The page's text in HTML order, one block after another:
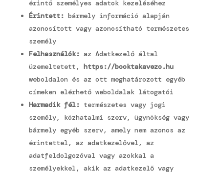
érintő személyes adatok kezeléséhez
Érintett: bármely információ alapján
azonosított vagy azonosítható természetes
személy
Felhasználók: az Adatkezelő által
üzemeltetett, https://booktakavezo.hu
weboldalon és az ott meghatározott egyéb
címeken elérhető weboldalak látogatói
Harmadik fél: természetes vagy jogi
személy, közhatalmi szerv, ügynökség vagy
bármely egyéb szerv, amely nem azonos az
érintettel, az adatkezelővel, az
adatfeldolgozóval vagy azokkal a
személyekkel, akik az adatkezelő vagy